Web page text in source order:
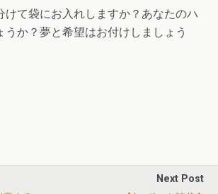
けて袋にお入れしますか？あなたのハ
うか？夢と希望はお付けしましょう
Next Post